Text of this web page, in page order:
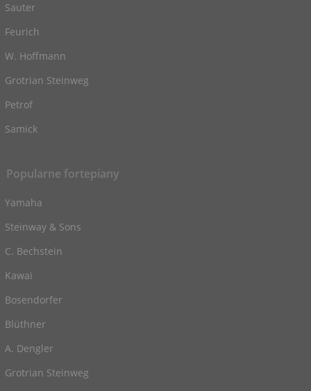
Sauter
Feurich
W. Hoffmann
Grotrian Steinweg
Petrof
Samick
Popularne fortepiany
Yamaha
Steinway & Sons
C. Bechstein
Kawai
Bosendorfer
Blüthner
A. Dengler
Grotrian Steinweg